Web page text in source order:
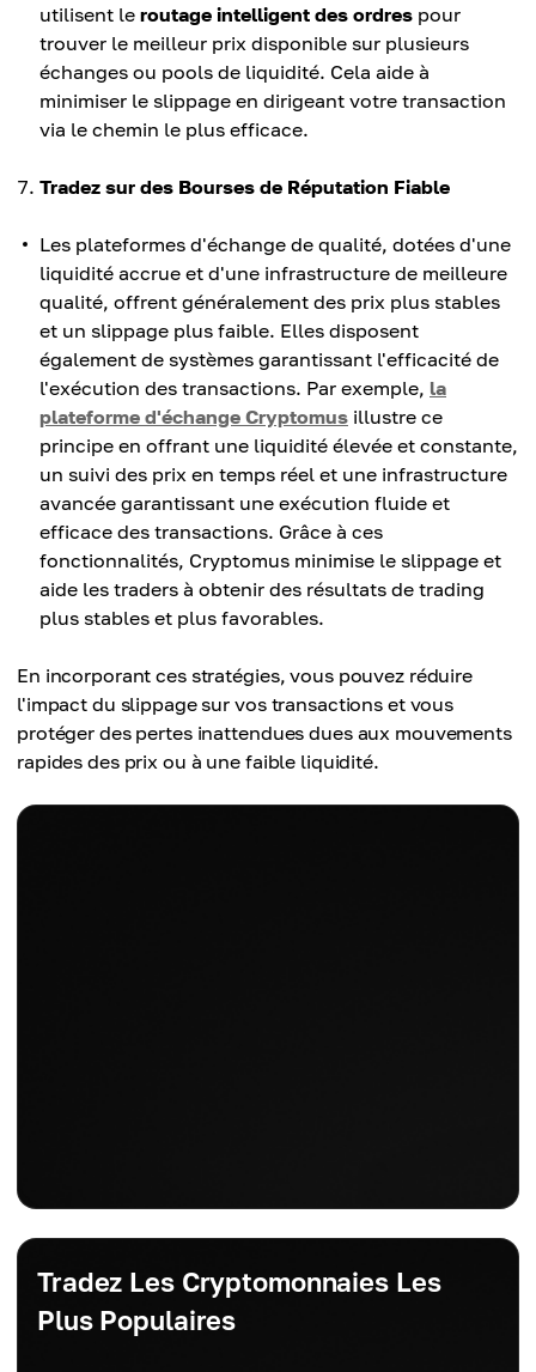
utilisent le routage intelligent des ordres pour
trouver le meilleur prix disponible sur plusieurs
échanges ou pools de liquidité. Cela aide à
minimiser le slippage en dirigeant votre transaction
via le chemin le plus efficace.
Tradez sur des Bourses de Réputation Fiable
Les plateformes d'échange de qualité, dotées d'une
liquidité accrue et d'une infrastructure de meilleure
qualité, offrent généralement des prix plus stables
et un slippage plus faible. Elles disposent
également de systèmes garantissant l'efficacité de
l'exécution des transactions. Par exemple, la
plateforme d'échange Cryptomus illustre ce
principe en offrant une liquidité élevée et constante,
un suivi des prix en temps réel et une infrastructure
avancée garantissant une exécution fluide et
efficace des transactions. Grâce à ces
fonctionnalités, Cryptomus minimise le slippage et
aide les traders à obtenir des résultats de trading
plus stables et plus favorables.
En incorporant ces stratégies, vous pouvez réduire
l'impact du slippage sur vos transactions et vous
protéger des pertes inattendues dues aux mouvements
rapides des prix ou à une faible liquidité.
Tradez Les Cryptomonnaies Les
Plus Populaires